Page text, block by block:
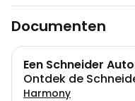
Documenten
Een Schneider
Ontdek de
Harmony